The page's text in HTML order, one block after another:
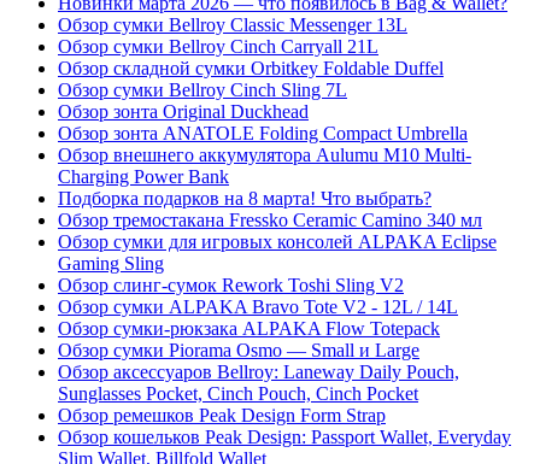
Обзор сумки Bellroy Classic Messenger 13L
Обзор сумки Bellroy Cinch Carryall 21L
Обзор складной сумки Orbitkey Foldable Duffel
Обзор сумки Bellroy Cinch Sling 7L
Обзор зонта Original Duckhead
Обзор зонта ANATOLE Folding Compact Umbrella
Обзор внешнего аккумулятора Aulumu M10 Multi-
Charging Power Bank
Подборка подарков на 8 марта! Что выбрать?
Обзор тремостакана Fressko Ceramic Camino 340 мл
Обзор сумки для игровых консолей ALPAKA Eclipse
Gaming Sling
Обзор слинг-сумок Rework Toshi Sling V2
Обзор сумки ALPAKA Bravo Tote V2 - 12L / 14L
Обзор сумки-рюкзака ALPAKA Flow Totepack
Обзор сумки Piorama Osmo — Small и Large
Обзор аксессуаров Bellroy: Laneway Daily Pouch,
Sunglasses Pocket, Cinch Pouch, Cinch Pocket
Обзор ремешков Peak Design Form Strap
Обзор кошельков Peak Design: Passport Wallet, Everyday
Slim Wallet, Billfold Wallet